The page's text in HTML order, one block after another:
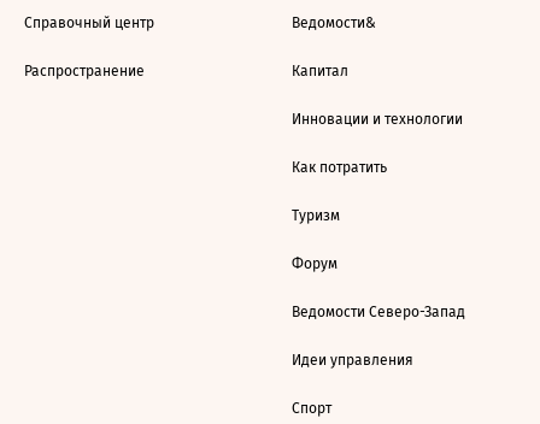
Справочный центр
Распространение
Ведомости&
Капитал
Инновации и технологии
Как потратить
Туризм
Форум
Ведомости Северо-Запад
Идеи управления
Спорт